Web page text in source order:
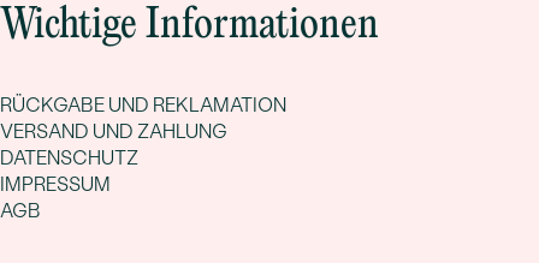
Wichtige Informationen
RÜCKGABE UND REKLAMATION
VERSAND UND ZAHLUNG
DATENSCHUTZ
IMPRESSUM
AGB